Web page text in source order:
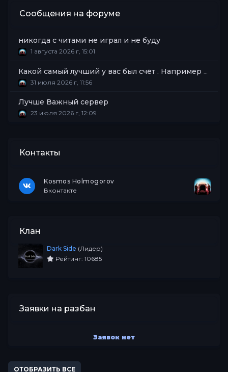
Сообщения на форуме
никогда с читами не играл и не буду
1 августа 2026 г, 15:01
Какой самый лучший у вас был счёт . Например 20 . 0
31 июля 2026 г, 11:56
Лучше Важный сервер
23 июля 2026 г, 12:09
Контакты
Kosmos Holmogorov
Вконтакте
Клан
Dark Side (Лидер)
Рейтинг: 10685
Заявки на разбан
Заявок нет
ОТОБРАЗИТЬ ВСЕ